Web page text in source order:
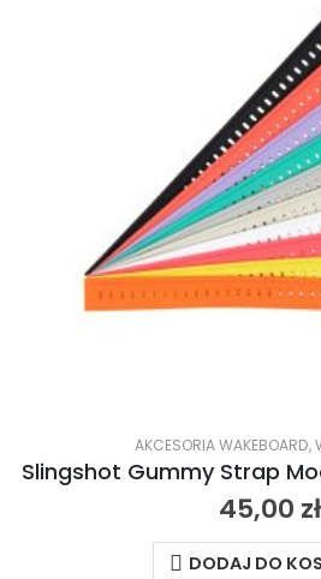
AKCESORIA WAKEBOARD,
45,00 zł
DODAJ DO